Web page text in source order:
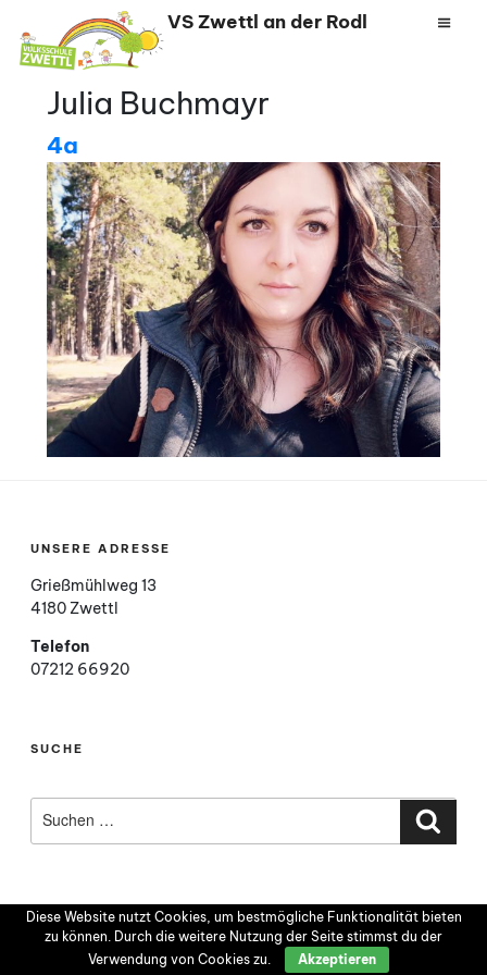
Inhalt
springen
VS Zwettl an der Rodl
Julia Buchmayr
4a
UNSERE ADRESSE
Grießmühlweg 13
4180 Zwettl
Telefon
07212 66920
SUCHE
Suchen
nach:
Diese Website nutzt Cookies, um bestmögliche Funktionalität bieten
zu können. Durch die weitere Nutzung der Seite stimmst du der
Verwendung von Cookies zu.
Akzeptieren